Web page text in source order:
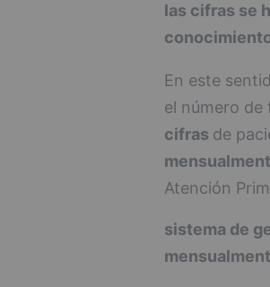
las cifras se
En este
el número
cifras de
Atención
sistema de